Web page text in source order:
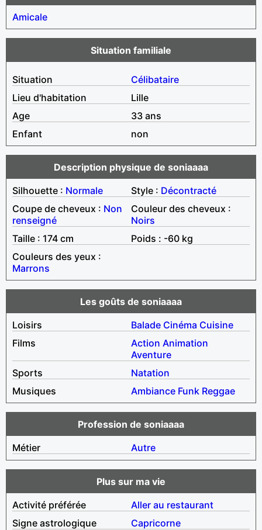
Amicale
Situation familiale
Situation
Célibataire
Lieu d'habitation
Lille
Age
33 ans
Enfant
non
Description physique de soniaaaa
Silhouette : Normale Style : Décontracté
Coupe de cheveux : Non
renseigné
Couleur des cheveux :
Noirs
Taille : 174 cm
Poids : -60 kg
Couleurs des yeux :
Marrons
Les goûts de soniaaaa
Loisirs
Balade Cinéma Cuisine
Films
Action Animation
Aventure
Sports
Natation
Musiques
Ambiance Funk Reggae
Profession de soniaaaa
Métier
Autre
Plus sur ma vie
Activité préférée
Aller au restaurant
Signe astrologique
Capricorne